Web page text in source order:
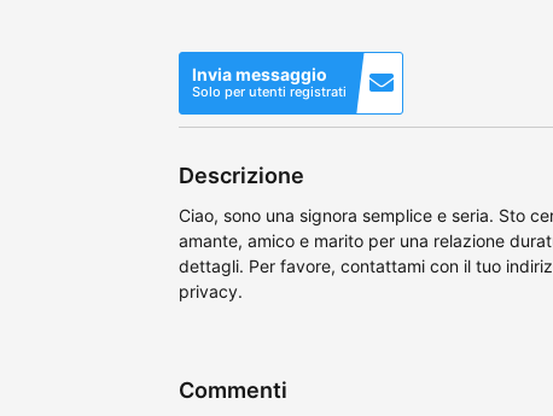
Invia messaggio
Solo per utenti registrati
Descrizione
Ciao, sono una signora semplice e seria. Sto
amante, amico e marito per una relazione
dettagli. Per favore, contattami con il tuo
privacy.
Commenti